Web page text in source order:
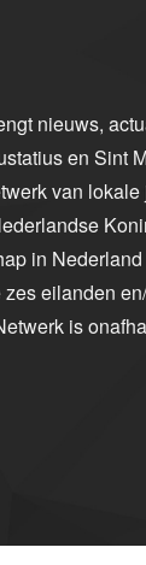
nieuws,
en Sint
van
in
eilanden
is